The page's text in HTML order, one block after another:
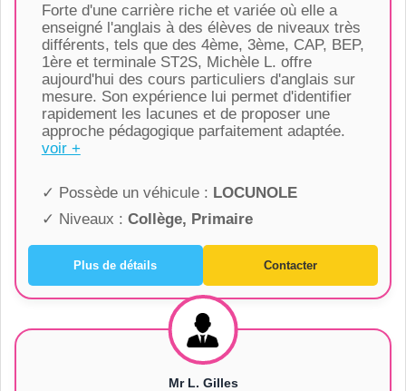
Forte d'une carrière riche et variée où elle a
enseigné l'anglais à des élèves de niveaux très
différents, tels que des 4ème, 3ème, CAP, BEP,
1ère et terminale ST2S, Michèle L. offre
aujourd'hui des cours particuliers d'anglais sur
mesure. Son expérience lui permet d'identifier
rapidement les lacunes et de proposer une
approche pédagogique parfaitement adaptée.
voir +
✓ Possède un véhicule : LOCUNOLE
✓ Niveaux : Collège, Primaire
Plus de détails Contacter
Mr L. Gilles